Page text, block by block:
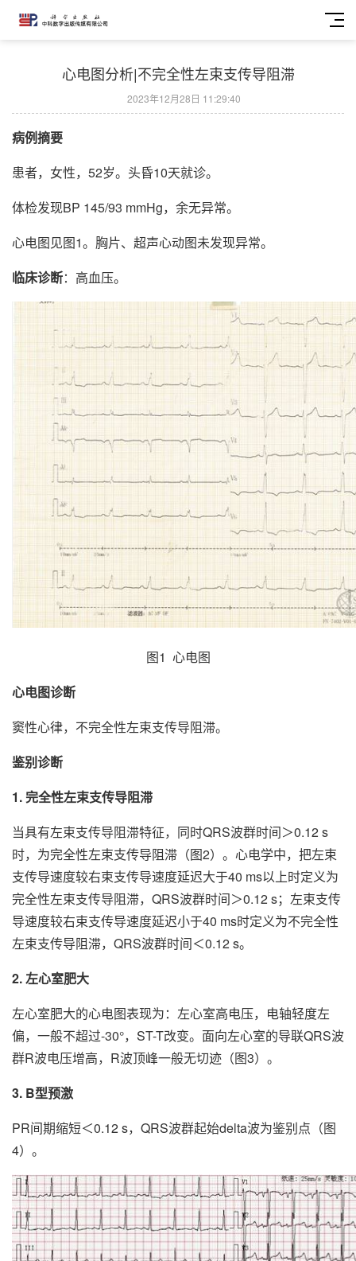
心电图分析|不完全性左束支传导阻滞
2023年12月28日 11:29:40
病例摘要
患者，女性，52岁。头昏10天就诊。
体检发现BP 145/93 mmHg，余无异常。
心电图见图1。胸片、超声心动图未发现异常。
临床诊断：高血压。
图1 心电图
心电图诊断
窦性心律，不完全性左束支传导阻滞。
鉴别诊断
1. 完全性左束支传导阻滞
当具有左束支传导阻滞特征，同时QRS波群时间＞0.12 s
时，为完全性左束支传导阻滞（图2）。心电学中，把左束
支传导速度较右束支传导速度延迟大于40 ms以上时定义为
完全性左束支传导阻滞，QRS波群时间＞0.12 s；左束支传
导速度较右束支传导速度延迟小于40 ms时定义为不完全性
左束支传导阻滞，QRS波群时间＜0.12 s。
2. 左心室肥大
左心室肥大的心电图表现为：左心室高电压，电轴轻度左
偏，一般不超过-30°，ST-T改变。面向左心室的导联QRS波
群R波电压增高，R波顶峰一般无切迹（图3）。
3. B型预激
PR间期缩短＜0.12 s，QRS波群起始delta波为鉴别点（图
4）。